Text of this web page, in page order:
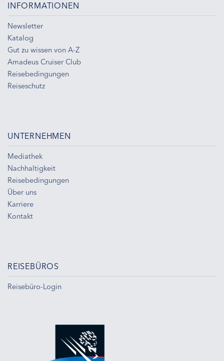
INFORMATIONEN
Newsletter
Katalog
Gut zu wissen von A-Z
Amadeus Cruiser Club
Reisebedingungen
Reiseschutz
UNTERNEHMEN
Mediathek
Nachhaltigkeit
Reisebedingungen
Über uns
Karriere
Kontakt
REISEBÜROS
Reisebüro-Login